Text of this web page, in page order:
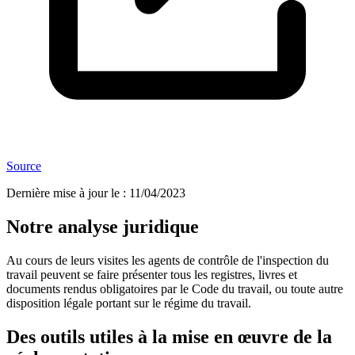
Source
Dernière mise à jour le : 11/04/2023
Notre analyse juridique
Au cours de leurs visites les agents de contrôle de l'inspection du
travail peuvent se faire présenter tous les registres, livres et
documents rendus obligatoires par le Code du travail, ou toute autre
disposition légale portant sur le régime du travail.
Des outils utiles à la mise en œuvre de la